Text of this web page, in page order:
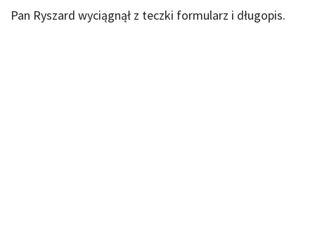
Pan Ryszard wyciągnął z teczki formularz i długopis.